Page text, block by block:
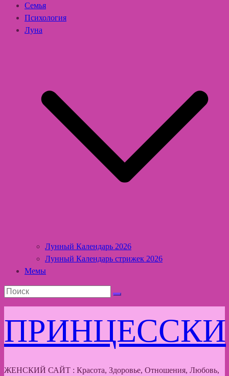
Семья
Психология
Луна
Лунный Календарь 2026
Лунный Календарь стрижек 2026
Мемы
ПРИНЦЕССКИ
ЖЕНСКИЙ САЙТ : Красота, Здоровье, Отношения, Любовь,